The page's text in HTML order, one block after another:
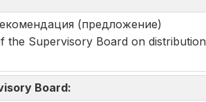
(предложение)
the Supervisory Board on distribution
Board: